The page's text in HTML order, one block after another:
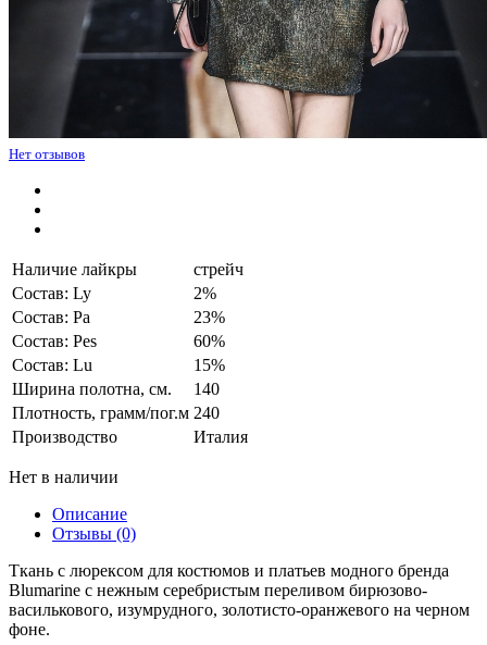
Нет отзывов
Наличие лайкры
стрейч
Состав: Ly
2%
Состав: Pa
23%
Состав: Pes
60%
Состав: Lu
15%
Ширина полотна, см.
140
Плотность, грамм/пог.м 240
Производство
Италия
Нет в наличии
Описание
Отзывы (0)
Ткань c люрексом для костюмов и платьев модного бренда
Blumarine c нежным серебристым переливом бирюзово-
василькового, изумрудного, золотисто-оранжевого на черном
фоне.